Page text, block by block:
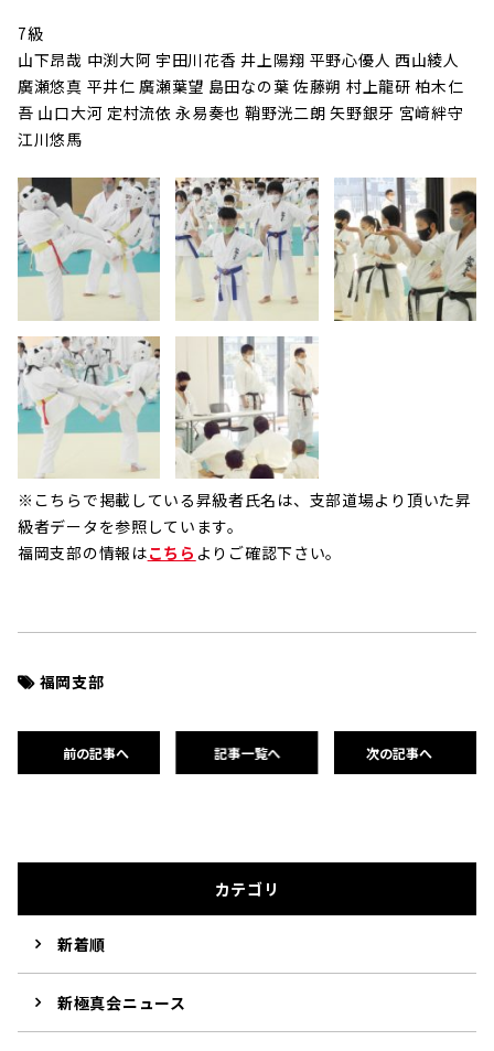
7級
山下昂哉 中渕大阿 宇田川花香 井上陽翔 平野心優人 西山綾人
廣瀬悠真 平井仁 廣瀬葉望 島田なの葉 佐藤朔 村上龍研 柏木仁
吾 山口大河 定村流依 永易奏也 鞘野洸二朗 矢野銀牙 宮﨑絆守
江川悠馬
※こちらで掲載している昇級者氏名は、支部道場より頂いた昇
級者データを参照しています。
福岡支部の情報はこちら よりご確認下さい。
福岡支部
前の記事へ 記事一覧へ 次の記事へ
カテゴリ
新着順
新極真会ニュース